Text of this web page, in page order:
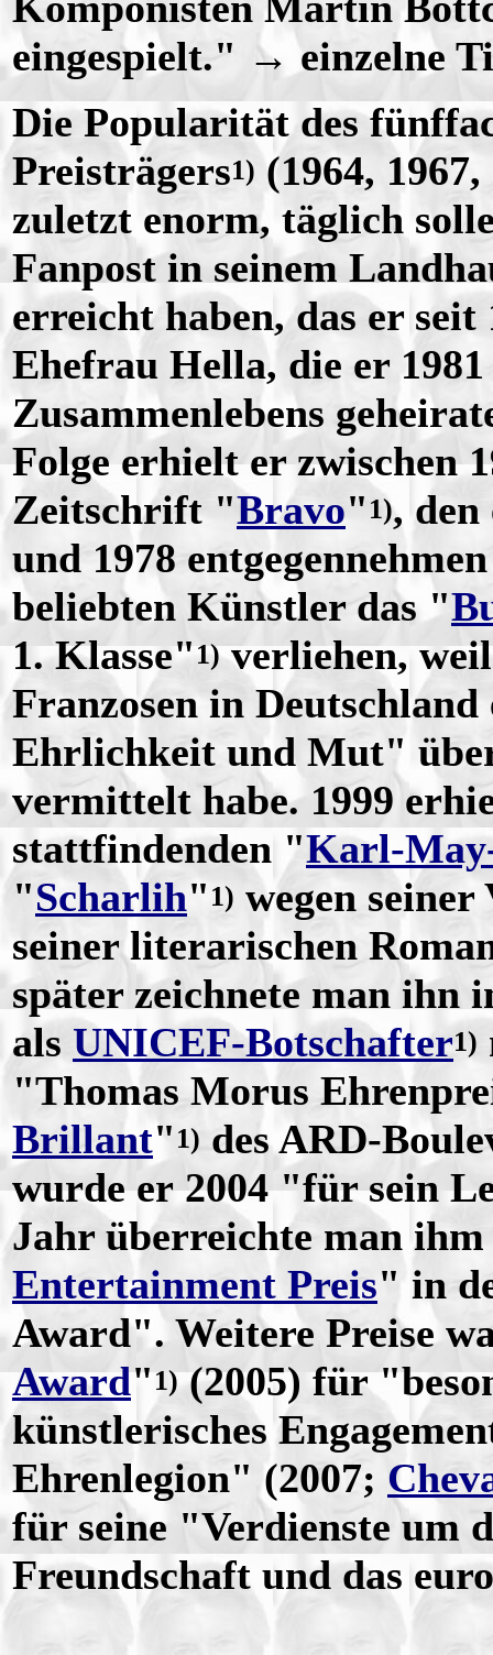
eingespielt." → einzelne
Die Popularität des
Preisträgers1) (1964,
zuletzt enorm, täglich
Fanpost in seinem
erreicht haben, das er seit
Ehefrau Hella, die er
Zusammenlebens
Folge erhielt er zwischen
Zeitschrift "Bravo" 1), den
und 1978
beliebten Künstler das "
1. Klasse"1)verliehen,
Franzosen in
Ehrlichkeit und Mut"
vermittelt habe. 1999
stattfindenden "Karl-
"Scharlih" 1) wegen
seiner literarischen
später zeichnete man ihn
als UNICEF-Botschafter1)
"Thomas Morus
Brillant" 1) des ARD-
wurde er 2004 "für sein
Jahr überreichte man
Entertainment Preis" in
Award". Weitere Preise
Award"1)(2005) für
künstlerisches
Ehrenlegion" (2007;
für seine "Verdienste um
Freundschaft und das